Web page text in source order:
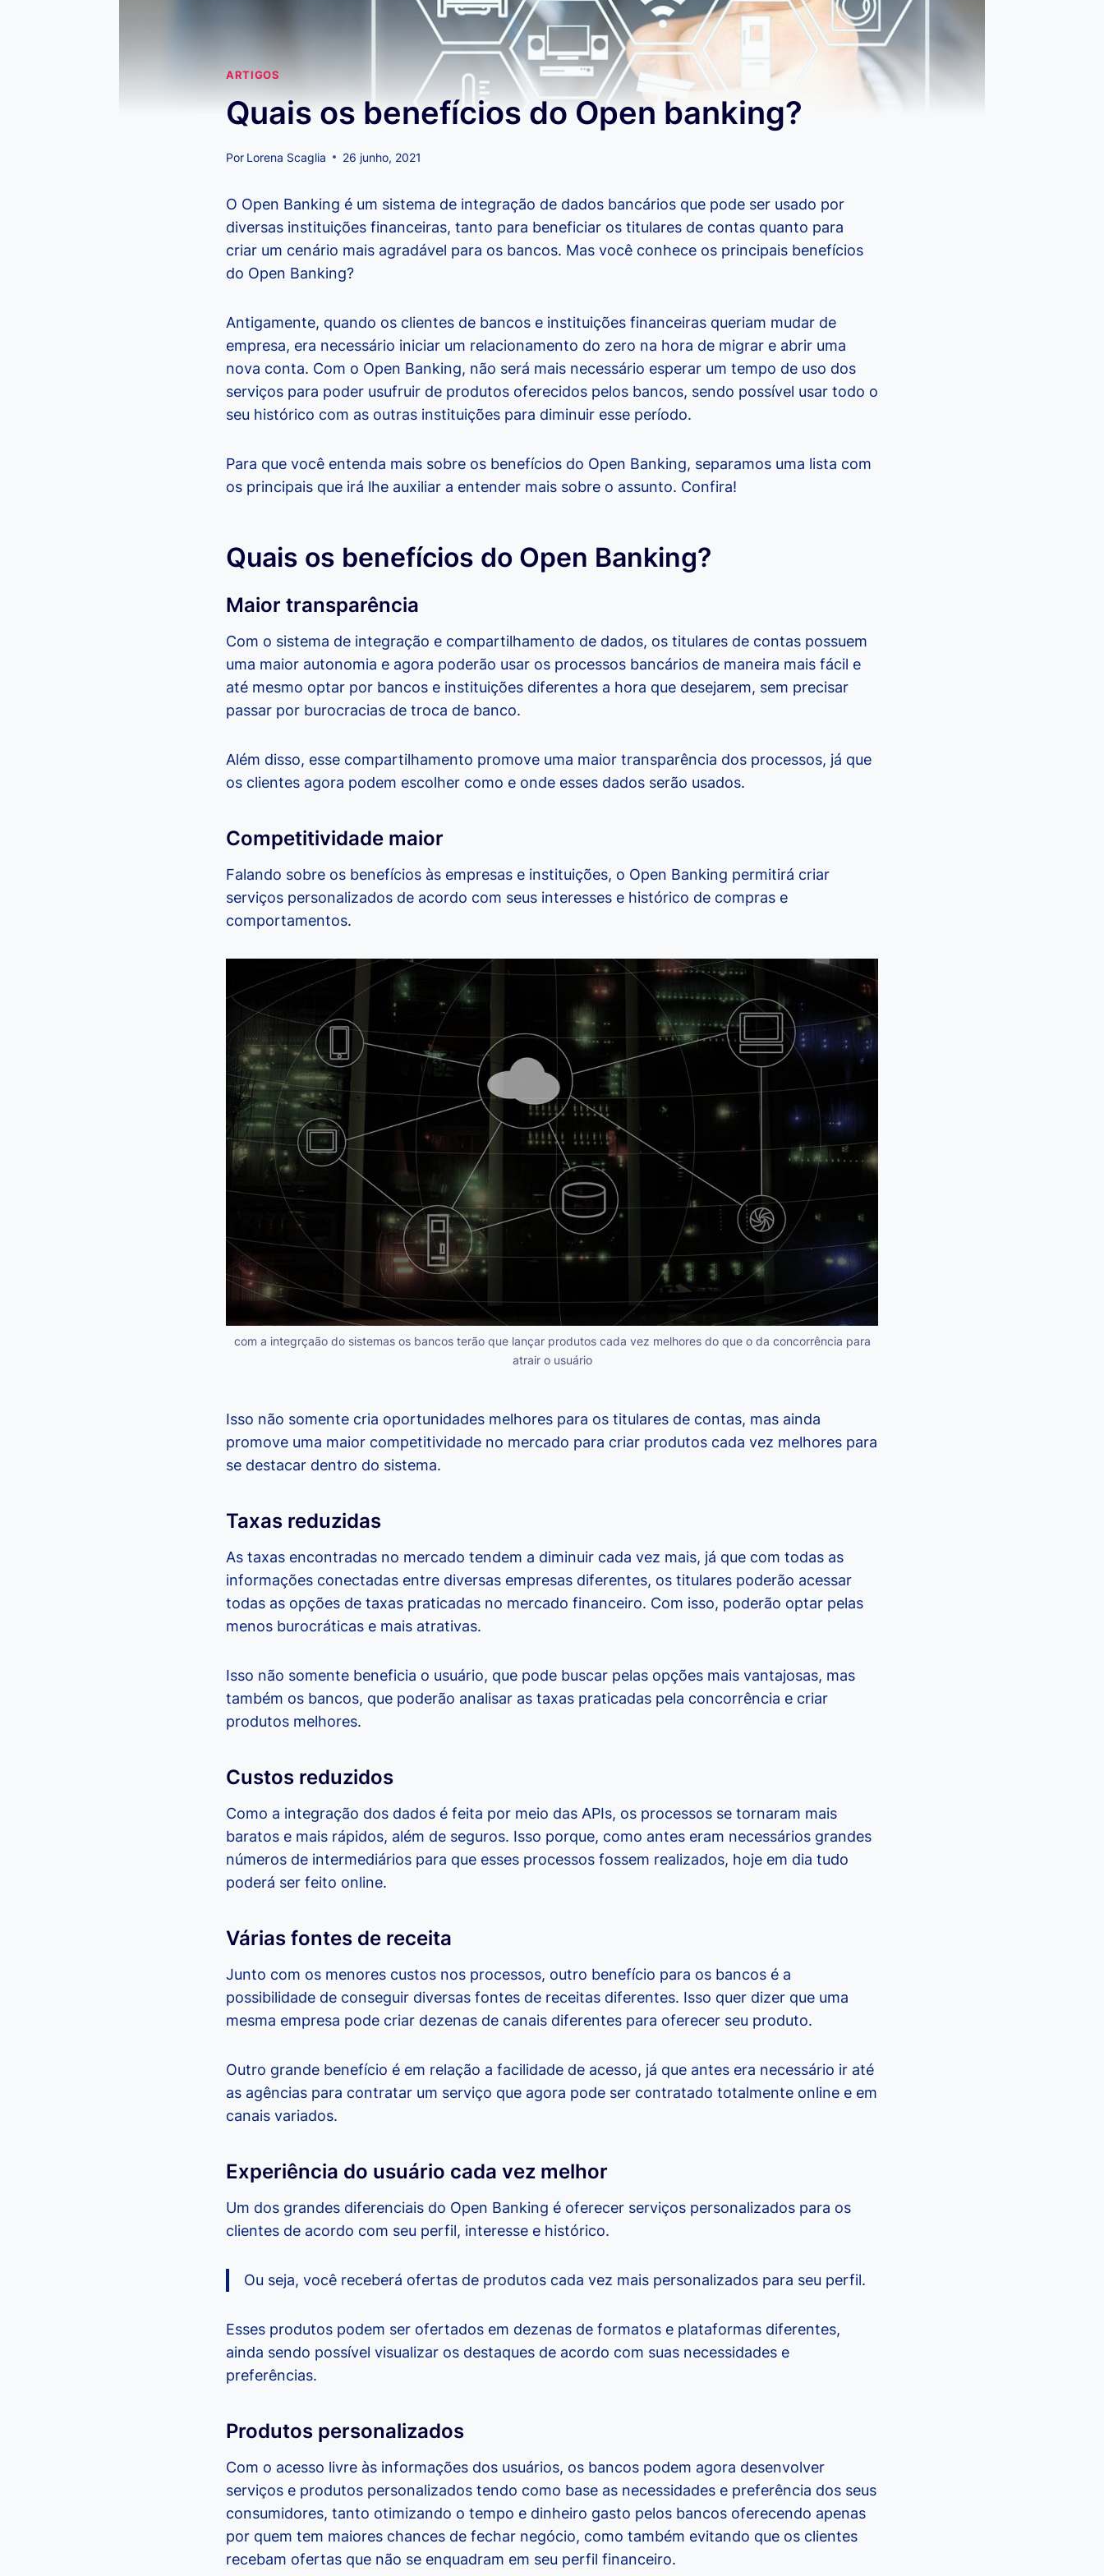
ARTIGOS
Quais os benefícios do Open banking?
Por Lorena Scaglia 26 junho, 2021
O Open Banking é um sistema de integração de dados bancários que pode ser usado por
diversas instituições financeiras, tanto para beneficiar os titulares de contas quanto para
criar um cenário mais agradável para os bancos. Mas você conhece os principais benefícios
do Open Banking?
Antigamente, quando os clientes de bancos e instituições financeiras queriam mudar de
empresa, era necessário iniciar um relacionamento do zero na hora de migrar e abrir uma
nova conta. Com o Open Banking, não será mais necessário esperar um tempo de uso dos
serviços para poder usufruir de produtos oferecidos pelos bancos, sendo possível usar todo o
seu histórico com as outras instituições para diminuir esse período.
Para que você entenda mais sobre os benefícios do Open Banking, separamos uma lista com
os principais que irá lhe auxiliar a entender mais sobre o assunto. Confira!
Quais os benefícios do Open Banking?
Maior transparência
Com o sistema de integração e compartilhamento de dados, os titulares de contas possuem
uma maior autonomia e agora poderão usar os processos bancários de maneira mais fácil e
até mesmo optar por bancos e instituições diferentes a hora que desejarem, sem precisar
passar por burocracias de troca de banco.
Além disso, esse compartilhamento promove uma maior transparência dos processos, já que
os clientes agora podem escolher como e onde esses dados serão usados.
Competitividade maior
Falando sobre os benefícios às empresas e instituições, o Open Banking permitirá criar
serviços personalizados de acordo com seus interesses e histórico de compras e
comportamentos.
com a integrçaão do sistemas os bancos terão que lançar produtos cada vez melhores do que o da concorrência para
atrair o usuário
Isso não somente cria oportunidades melhores para os titulares de contas, mas ainda
promove uma maior competitividade no mercado para criar produtos cada vez melhores para
se destacar dentro do sistema.
Taxas reduzidas
As taxas encontradas no mercado tendem a diminuir cada vez mais, já que com todas as
informações conectadas entre diversas empresas diferentes, os titulares poderão acessar
todas as opções de taxas praticadas no mercado financeiro. Com isso, poderão optar pelas
menos burocráticas e mais atrativas.
Isso não somente beneficia o usuário, que pode buscar pelas opções mais vantajosas, mas
também os bancos, que poderão analisar as taxas praticadas pela concorrência e criar
produtos melhores.
Custos reduzidos
Como a integração dos dados é feita por meio das APIs, os processos se tornaram mais
baratos e mais rápidos, além de seguros. Isso porque, como antes eram necessários grandes
números de intermediários para que esses processos fossem realizados, hoje em dia tudo
poderá ser feito online.
Várias fontes de receita
Junto com os menores custos nos processos, outro benefício para os bancos é a
possibilidade de conseguir diversas fontes de receitas diferentes. Isso quer dizer que uma
mesma empresa pode criar dezenas de canais diferentes para oferecer seu produto.
Outro grande benefício é em relação a facilidade de acesso, já que antes era necessário ir até
as agências para contratar um serviço que agora pode ser contratado totalmente online e em
canais variados.
Experiência do usuário cada vez melhor
Um dos grandes diferenciais do Open Banking é oferecer serviços personalizados para os
clientes de acordo com seu perfil, interesse e histórico.
Ou seja, você receberá ofertas de produtos cada vez mais personalizados para seu perfil.
Esses produtos podem ser ofertados em dezenas de formatos e plataformas diferentes,
ainda sendo possível visualizar os destaques de acordo com suas necessidades e
preferências.
Produtos personalizados
Com o acesso livre às informações dos usuários, os bancos podem agora desenvolver
serviços e produtos personalizados tendo como base as necessidades e preferência dos seus
consumidores, tanto otimizando o tempo e dinheiro gasto pelos bancos oferecendo apenas
por quem tem maiores chances de fechar negócio, como também evitando que os clientes
recebam ofertas que não se enquadram em seu perfil financeiro.